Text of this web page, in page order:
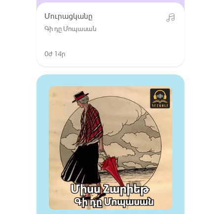
Մուրացկանը
Գի դը Մոպասան
0ժ 14ր